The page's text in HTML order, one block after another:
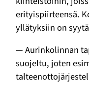
erityispiirteensä.
yllätyksiin on
— Aurinkolinnan
suojeltu, joten